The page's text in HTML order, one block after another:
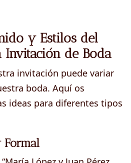
y Estilos del
Invitación de Boda
invitación puede variar
boda. Aquí os
ideas para diferentes tipos
Formal